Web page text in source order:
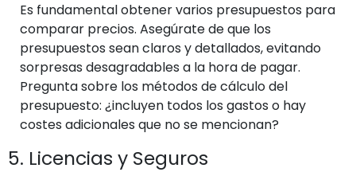
Es fundamental obtener varios presupuestos para
comparar precios. Asegúrate de que los
presupuestos sean claros y detallados, evitando
sorpresas desagradables a la hora de pagar.
Pregunta sobre los métodos de cálculo del
presupuesto: ¿incluyen todos los gastos o hay
costes adicionales que no se mencionan?
5. Licencias y Seguros